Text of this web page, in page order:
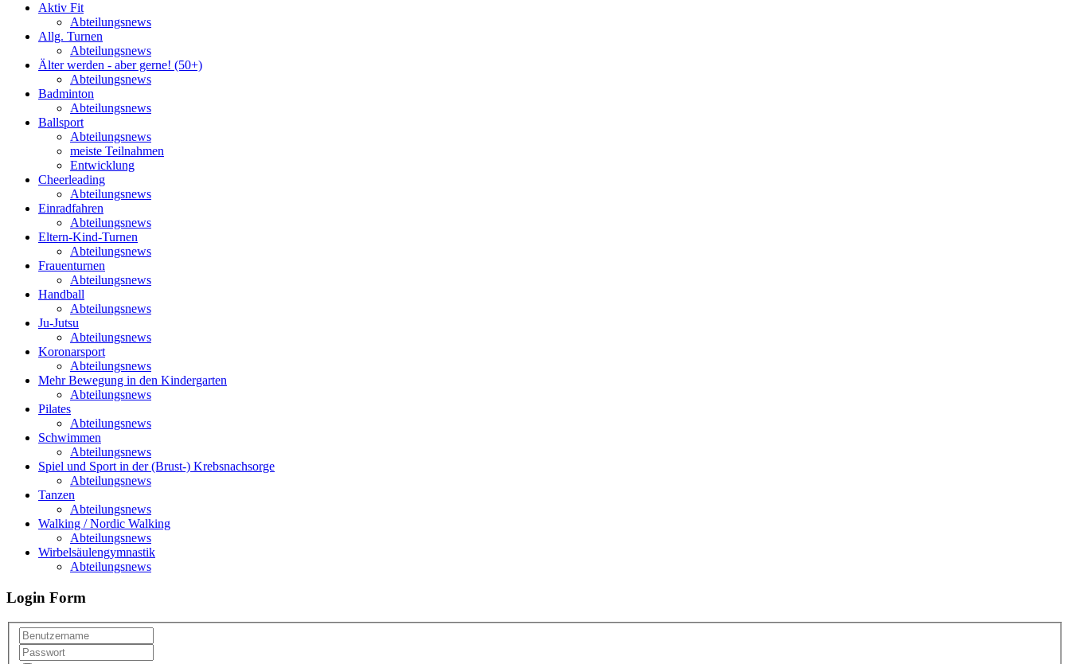
Aktiv Fit
Abteilungsnews
Allg. Turnen
Abteilungsnews
Älter werden - aber gerne! (50+)
Abteilungsnews
Badminton
Abteilungsnews
Ballsport
Abteilungsnews
meiste Teilnahmen
Entwicklung
Cheerleading
Abteilungsnews
Einradfahren
Abteilungsnews
Eltern-Kind-Turnen
Abteilungsnews
Frauenturnen
Abteilungsnews
Handball
Abteilungsnews
Ju-Jutsu
Abteilungsnews
Koronarsport
Abteilungsnews
Mehr Bewegung in den Kindergarten
Abteilungsnews
Pilates
Abteilungsnews
Schwimmen
Abteilungsnews
Spiel und Sport in der (Brust-) Krebsnachsorge
Abteilungsnews
Tanzen
Abteilungsnews
Walking / Nordic Walking
Abteilungsnews
Wirbelsäulengymnastik
Abteilungsnews
Login Form